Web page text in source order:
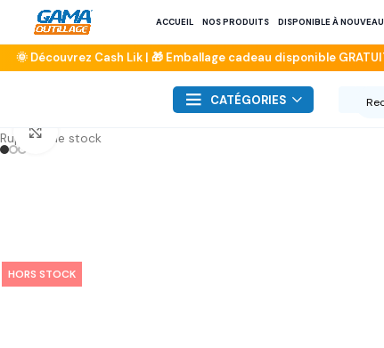
ACCUEIL NOS PRODUITS DISPONIBLE À NOUVEAU
CATÉGORIES
Rupture de stock
HORS STOCK
Click to enlarge